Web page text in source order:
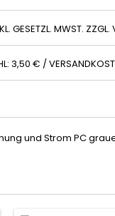
GESETZL. MWST.
3,50 € /
und Strom PC